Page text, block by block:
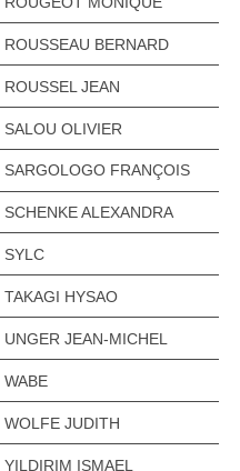
ROUSSEAU BERNARD
ROUSSEL JEAN
SALOU OLIVIER
SARGOLOGO FRANÇOIS
SCHENKE ALEXANDRA
SYLC
TAKAGI HYSAO
UNGER JEAN-MICHEL
WABE
WOLFE JUDITH
YILDIRIM ISMAEL